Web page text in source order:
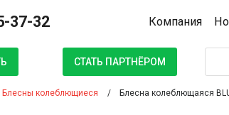
37-32 Компания
СТАТЬ ПАРТНЁРОМ
Блесны колеблющиеся Блесна колеблющаяся